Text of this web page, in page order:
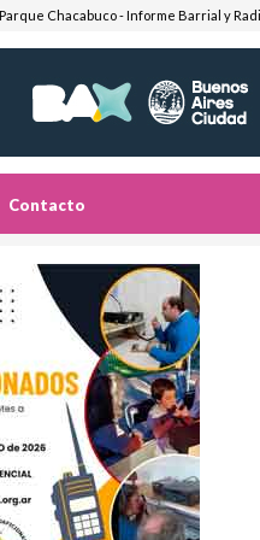
Chacabuco - Informe Barrial y
Contacto